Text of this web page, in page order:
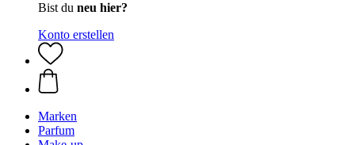
Bist du neu hier?
Konto erstellen
Marken
Parfum